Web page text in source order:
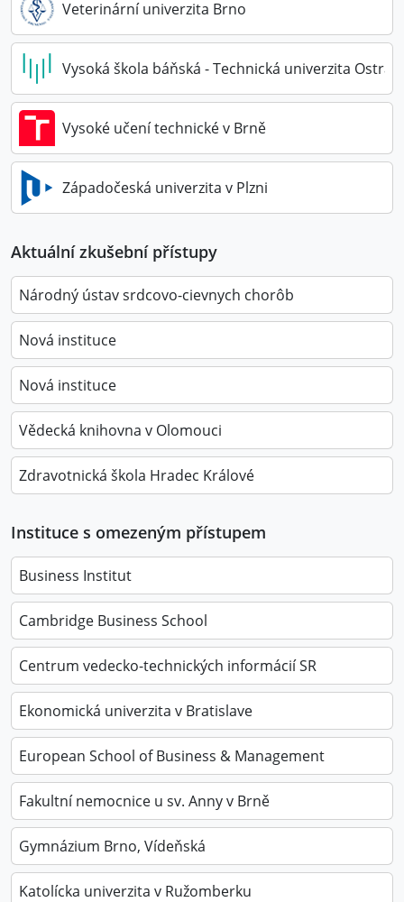
Veterinární univerzita Brno
Vysoká škola báňská - Technická univerzita
Vysoké učení technické v Brně
Západočeská univerzita v Plzni
Aktuální zkušební přístupy
Národný ústav srdcovo-cievnych chorôb
Nová instituce
Nová instituce
Vědecká knihovna v Olomouci
Zdravotnická škola Hradec Králové
Instituce s omezeným přístupem
Business Institut
Cambridge Business School
Centrum vedecko-technických informácií SR
Ekonomická univerzita v Bratislave
European School of Business & Management
Fakultní nemocnice u sv. Anny v Brně
Gymnázium Brno, Vídeňská
Katolícka univerzita v Ružomberku